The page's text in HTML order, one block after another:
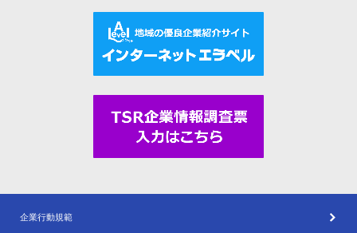
企業行動規範